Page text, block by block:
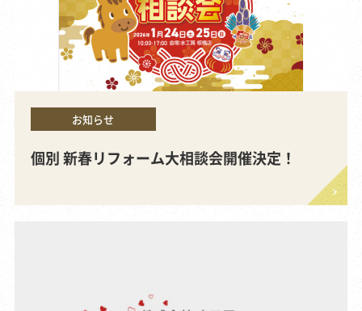
お知らせ
個別 新春リフォーム大相談会開催決定！